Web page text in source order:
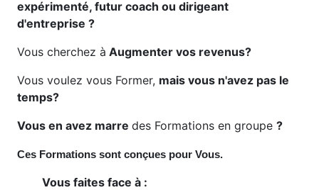
expérimenté, futur coach ou dirigeant
d'entreprise ?
Vous cherchez à Augmenter vos revenus?
Vous voulez vous Former, mais vous n'avez pas le
temps?
Vous en avez marre des Formations en groupe ?
Ces Formations sont conçues pour Vous.
Vous faites face à :